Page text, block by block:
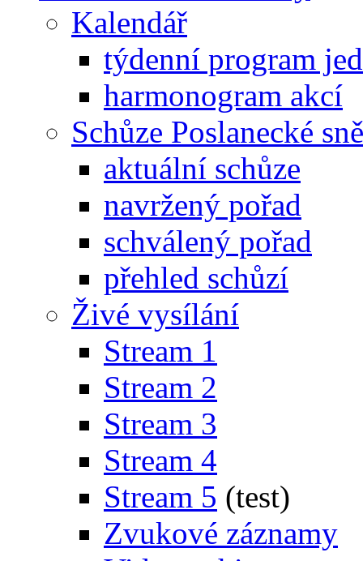
Kalendář
týdenní program
harmonogram akcí
Schůze Poslanecké
aktuální schůze
navržený pořad
schválený pořad
přehled schůzí
Živé vysílání
Stream 1
Stream 2
Stream 3
Stream 4
Stream 5 (test)
Zvukové záznamy